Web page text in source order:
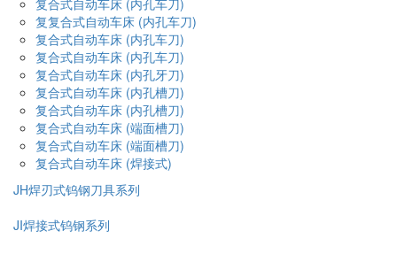
复复合式自动车床 (内孔车刀)
复合式自动车床 (内孔车刀)
复合式自动车床 (内孔车刀)
复合式自动车床 (内孔牙刀)
复合式自动车床 (内孔槽刀)
复合式自动车床 (内孔槽刀)
复合式自动车床 (端面槽刀)
复合式自动车床 (端面槽刀)
复合式自动车床 (焊接式)
JH焊刃式钨钢刀具系列
JI焊接式钨钢系列